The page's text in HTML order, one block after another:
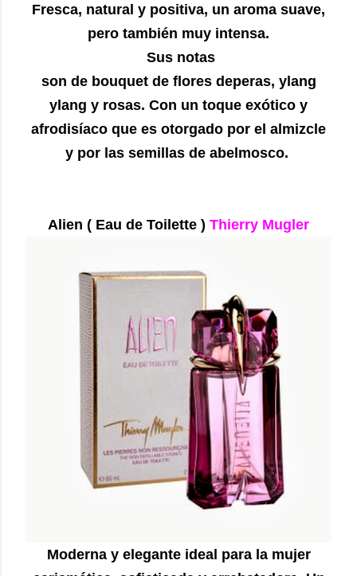
Fresca, natural y positiva, un aroma suave,
pero también muy intensa.
Sus notas
son de bouquet de flores deperas, ylang
ylang y rosas. Con un toque exótico y
afrodisíaco que es otorgado por el almizcle
y por las semillas de abelmosco.
Alien ( Eau de Toilette ) Thierry Mugler
Moderna y elegante ideal para la mujer